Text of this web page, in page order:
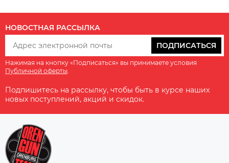
НОВОСТНАЯ РАССЫЛКА
ПОДПИСАТЬСЯ
Нажимая на кнопку «Подписаться» вы принимаете условия
Публичной оферты.
Подпишитесь на рассылку, чтобы быть в курсе наших
новых поступлений, акций и скидок.